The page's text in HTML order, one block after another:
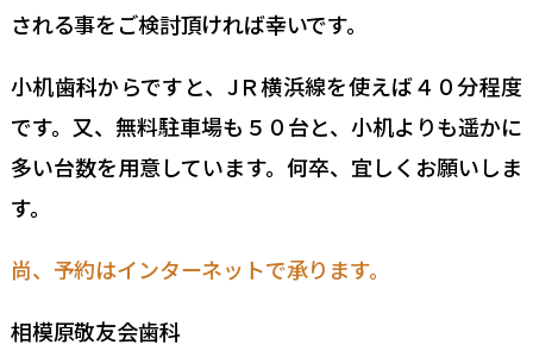
される事をご検討頂ければ幸いです。
小机歯科からですと、JＲ横浜線を使えば４０分程度
です。又、無料駐車場も５０台と、小机よりも遥かに
多い台数を用意しています。何卒、宜しくお願いしま
す。
尚、予約はインターネットで承ります。
相模原敬友会歯科